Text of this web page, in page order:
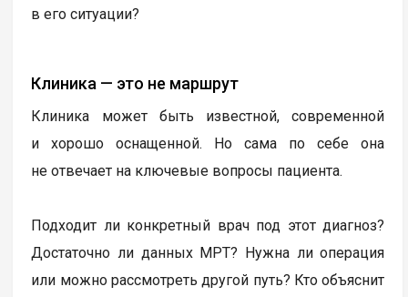
в его ситуации?
Клиника — это не маршрут
Клиника может быть известной, современной
и хорошо оснащенной. Но сама по себе она
не отвечает на ключевые вопросы пациента.
Подходит ли конкретный врач под этот диагноз?
Достаточно ли данных МРТ? Нужна ли операция
или можно рассмотреть другой путь? Кто объяснит